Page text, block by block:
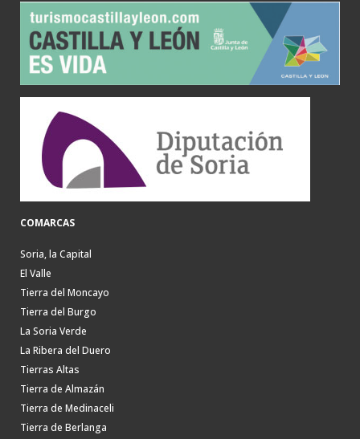
COMARCAS
Soria, la Capital
El Valle
Tierra del Moncayo
Tierra del Burgo
La Soria Verde
La Ribera del Duero
Tierras Altas
Tierra de Almazán
Tierra de Medinaceli
Tierra de Berlanga